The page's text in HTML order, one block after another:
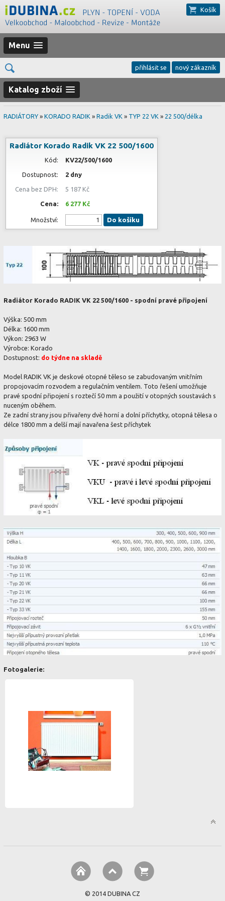
Košík
Menu
přihlásit se nový zákazník
Katalog zboží
RADIÁTORY » KORADO RADIK » Radik VK » TYP 22 VK » 22 500/délka
Radiátor Korado Radik VK 22 500/1600
Kód: KV22/500/1600
Dostupnost: 2 dny
Cena bez DPH: 5 187 Kč
Cena: 6 277 Kč
Množství: Do košíku
Radiátor Korado RADIK VK 22 500/1600 - spodní pravé připojení
Výška: 500 mm
Délka: 1600 mm
Výkon: 2963 W
Výrobce: Korado
Dostupnost: do týdne na skladě
Model RADIK VK je deskové otopné těleso se zabudovaným vnitřním
propojovacím rozvodem a regulačním ventilem. Toto řešení umožňuje
pravé spodní připojení s roztečí 50 mm a použití v otopných soustavách s
nuceným oběhem.
Ze zadní strany jsou přivařeny dvě horní a dolní příchytky, otopná tělesa o
délce 1800 mm a delší mají navařena šest příchytek
Fotogalerie:
© 2014 DUBINA CZ